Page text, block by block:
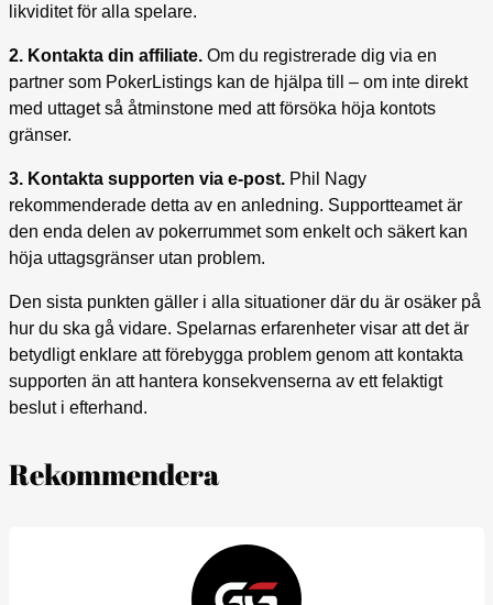
likviditet för alla spelare.
2. Kontakta din affiliate. Om du registrerade dig via en
partner som PokerListings kan de hjälpa till – om inte direkt
med uttaget så åtminstone med att försöka höja kontots
gränser.
3. Kontakta supporten via e-post. Phil Nagy
rekommenderade detta av en anledning. Supportteamet är
den enda delen av pokerrummet som enkelt och säkert kan
höja uttagsgränser utan problem.
Den sista punkten gäller i alla situationer där du är osäker på
hur du ska gå vidare. Spelarnas erfarenheter visar att det är
betydligt enklare att förebygga problem genom att kontakta
supporten än att hantera konsekvenserna av ett felaktigt
beslut i efterhand.
Rekommendera